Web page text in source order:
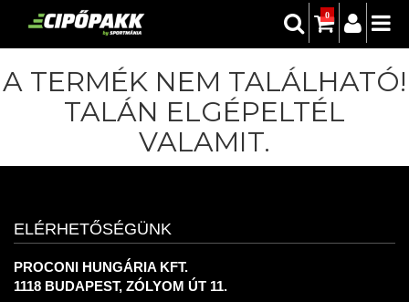
0
A TERMÉK NEM TALÁLHATÓ!
TALÁN ELGÉPELTÉL
VALAMIT.
ELÉRHETŐSÉGÜNK
PROCONI HUNGÁRIA KFT.
1118 BUDAPEST, ZÓLYOM ÚT 11.